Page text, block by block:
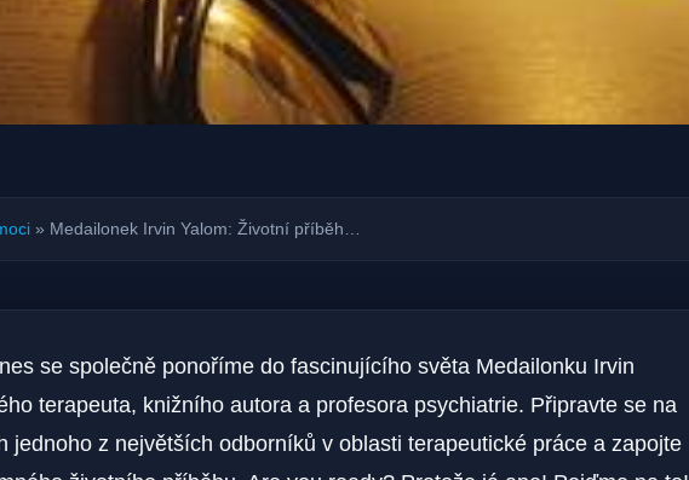
» Medailonek Irvin Yalom: Životní příběh…
se společně ponoříme do fascinujícího světa Medailonku Irvin
terapeuta, knižního autora a profesora psychiatrie. Připravte se na
jednoho z největších odborníků v oblasti terapeutické práce a zapojte